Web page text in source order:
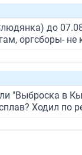
до
оргсборы-
"Выброска в
Ходил по